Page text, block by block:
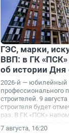
ГЭС, марки,
ВВП: в ГК «ПСК»
об истории Дня
2026-й — юбилейный
профессионального
строителей. 9 августа
строителя будет
раз. В ГК «ПСК»
поменялась роль
7 августа, 16:20